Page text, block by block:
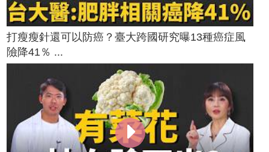
打瘦瘦針還可以防癌？臺大跨國研究曝13種癌症風
險降41％ ...